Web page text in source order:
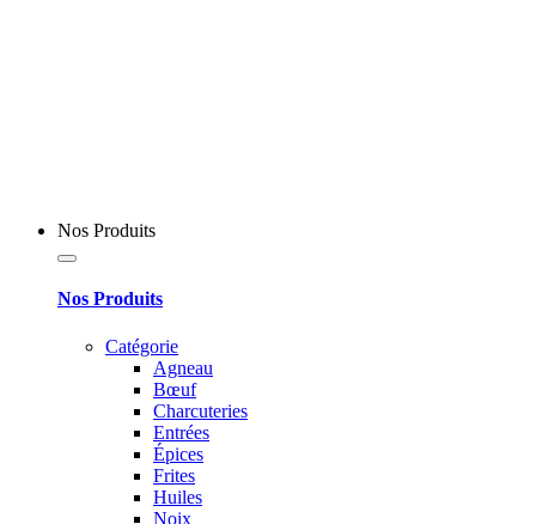
Nos Produits
Nos Produits
Catégorie
Agneau
Bœuf
Charcuteries
Entrées
Épices
Frites
Huiles
Noix